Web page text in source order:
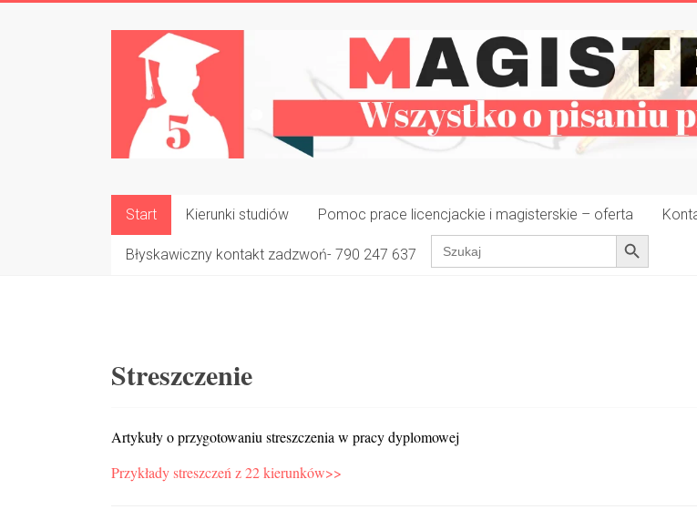
Magister
Napisz
Dyplomową
Tydzień
Start Kierunki studiów Pomoc prace licencjackie i magisterskie – oferta
Błyskawiczny kontakt zadzwoń- 790 247 637
Search
for:
Search Button
Streszczenie
Artykuły o przygotowaniu streszczenia w pracy dyplomowej
Przykłady streszczeń z 22 kierunków>>